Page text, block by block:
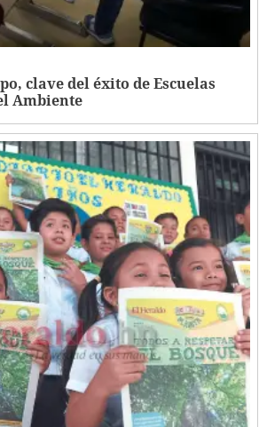
clave del éxito de Escuelas
Ambiente